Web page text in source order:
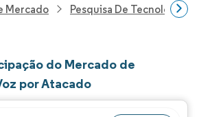
Mercado Pesquisa De Tecnologia,
do Mercado de
por Atacado